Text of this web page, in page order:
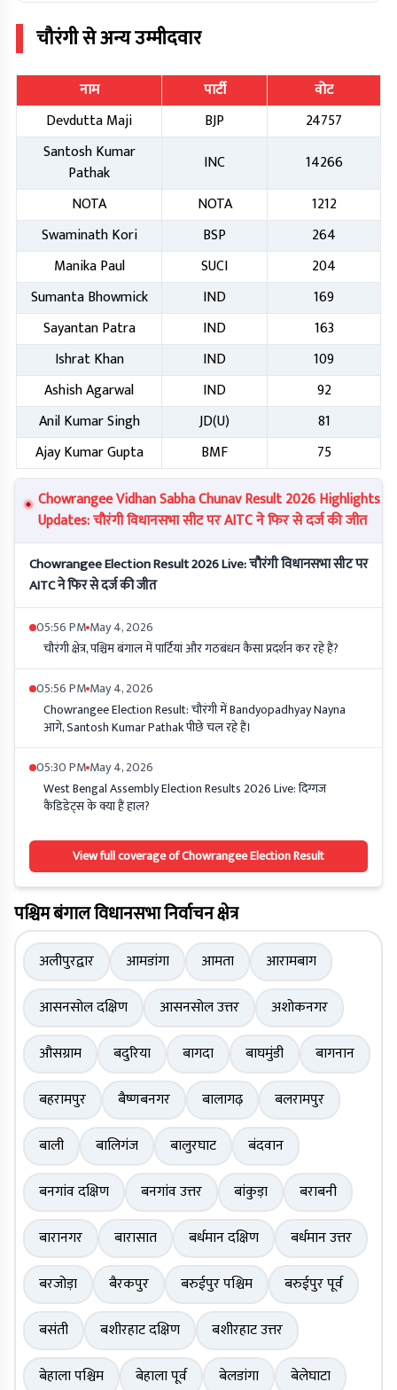
चौरंगीसे अन्य उम्मीदवार
नाम पार्टी
वोट
Devdutta Maji
BJP
24757
Santosh Kumar
Pathak
INC
14266
NOTA
NOTA
1212
Swaminath Kori
BSP
264
Manika Paul
SUCI
204
Sumanta Bhowmick
IND
169
Sayantan Patra
IND
163
Ishrat Khan
IND
109
Ashish Agarwal
IND
92
Anil Kumar Singh
JD(U)
81
Ajay Kumar Gupta
BMF
75
Chowrangee Vidhan Sabha Chunav Result 2026 Highlights
Updates: चौरंगी विधानसभा सीट पर AITC ने फिर से दर्ज की जीत
Chowrangee Election Result 2026 Live: चौरंगी विधानसभा सीट पर
AITC ने फिर से दर्ज की जीत
05:56 PM May 4, 2026
चौरंगी क्षेत्र, पश्चिम बंगाल में पार्टियां और गठबंधन कैसा प्रदर्शन कर रहे हैं?
05:56 PM May 4, 2026
Chowrangee Election Result: चौरंगी में Bandyopadhyay Nayna
आगे, Santosh Kumar Pathak पीछे चल रहे हैं।
05:30 PM May 4, 2026
West Bengal Assembly Election Results 2026 Live: दिग्गज
कैंडिडेट्स के क्या हैं हाल?
View full coverage of Chowrangee Election Result
पश्चिम बंगाल विधानसभा निर्वाचन क्षेत्र
अलीपुरद्वार आमडांगा आमता
आरामबाग
आसनसोल दक्षिण
आसनसोल उत्तर
अशोकनगर
औसग्राम
बदुरिया बागदा बाघमुंडी
बागनान
बहरामपुर
बैष्णबनगर बालागढ़
बलरामपुर
बाली
बालिगंज बालुरघाट
बंदवान
बनगांव दक्षिण
बनगांव उत्तर बांकुड़ा
बराबनी
बारानगर
बारासात बर्धमान दक्षिण
बर्धमान उत्तर
बरजोड़ा
बैरकपुर बरुईपुर पश्चिम
बरुईपुर पूर्व
बसंती
बशीरहाट दक्षिण
बशीरहाट उत्तर
बेहाला पश्चिम
बेहाला पूर्व बेलडांगा
बेलेघाटा